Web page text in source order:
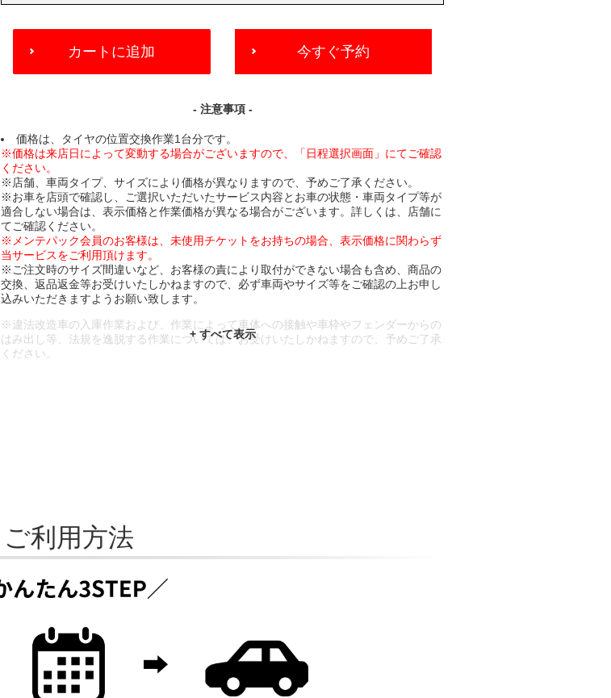
ADD
CART
カートに追加 今すぐ予約
- 注意事項 -
価格は、タイヤの位置交換作業1台分です。
※価格は来店日によって変動する場合がございますので、「日程選択画面」にてご確認
ください。
※店舗、車両タイプ、サイズにより価格が異なりますので、予めご了承ください。
※お車を店頭で確認し、ご選択いただいたサービス内容とお車の状態・車両タイプ等が
適合しない場合は、表示価格と作業価格が異なる場合がございます。詳しくは、店舗に
てご確認ください。
※メンテパック会員のお客様は、未使用チケットをお持ちの場合、表示価格に関わらず
当サービスをご利用頂けます。
※ご注文時のサイズ間違いなど、お客様の責により取付ができない場合も含め、商品の
交換、返品返金等お受けいたしかねますので、必ず車両やサイズ等をご確認の上お申し
込みいただきますようお願い致します。
※違法改造車の入庫作業および、作業によって車体への接触や車枠やフェンダーからの
はみ出し等、法規を逸脱する作業については、お受けいたしかねますので、予めご了承
ください。
ご利用方法